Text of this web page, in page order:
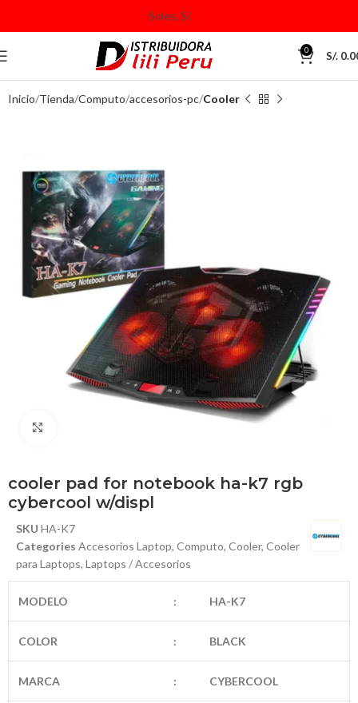
0 S/.
Inicio Tienda Computo accesorios-pc Cooler
cooler pad for notebook ha-k7 rgb
cybercool w/displ
SKU HA-K7
Categories Accesorios Laptop, Computo, Cooler, Cooler
para Laptops, Laptops / Accesorios
MODELO : HA-K7
COLOR : BLACK
MARCA : CYBERCOOL